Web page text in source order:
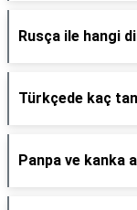
Rusça ile hangi
Türkçede kaç
Panpa ve kanka